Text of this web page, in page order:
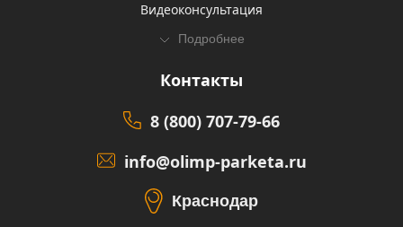
Видеоконсультация
Подробнее
Контакты
8 (800) 707-79-66
info@olimp-parketa.ru
Краснодар